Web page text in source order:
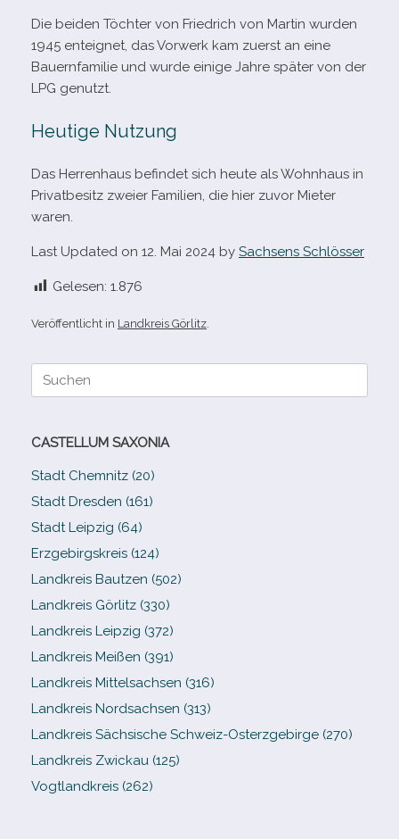
Die bei­den Töchter von Friedrich von Martin wur­den
1945 ent­eig­net, das Vorwerk kam zuerst an eine
Bauernfamilie und wurde einige Jahre spä­ter von der
LPG genutzt.
Heutige Nutzung
Das Herrenhaus befin­det sich heute als Wohnhaus in
Privatbesitz zweier Familien, die hier zuvor Mieter
waren.
Last Updated on 12. Mai 2024 by Sachsens Schlösser
Gelesen: 1.876
Veröffentlicht in Landkreis Görlitz
Suche
CASTELLUM SAXONIA
Stadt Chemnitz (20)
Stadt Dresden (161)
Stadt Leipzig (64)
Erzgebirgskreis (124)
Landkreis Bautzen (502)
Landkreis Görlitz (330)
Landkreis Leipzig (372)
Landkreis Meißen (391)
Landkreis Mittelsachsen (316)
Landkreis Nordsachsen (313)
Landkreis Sächsische Schweiz-​Osterzgebirge (270)
Landkreis Zwickau (125)
Vogtlandkreis (262)